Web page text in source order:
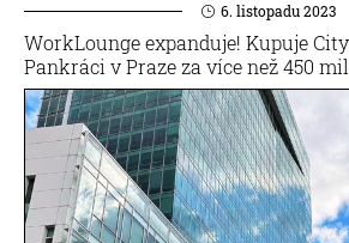
6. listopadu 2023
WorkLounge expanduje! Kupuje
Pankráci v Praze za více než 450